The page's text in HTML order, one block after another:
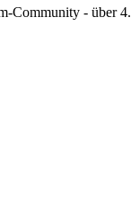
Community - über